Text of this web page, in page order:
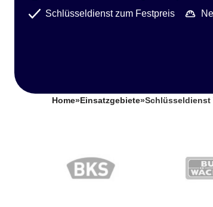
Schlüsseldienst zum Festpreis
Home» Einsatzgebiete»Schlüsseldienst